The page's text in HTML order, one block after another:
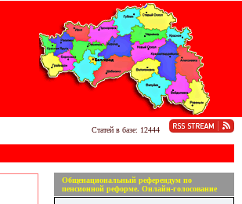
Статей в базе: 12444
Общенациональный референдум по
пенсионной реформе. Онлайн-голосование